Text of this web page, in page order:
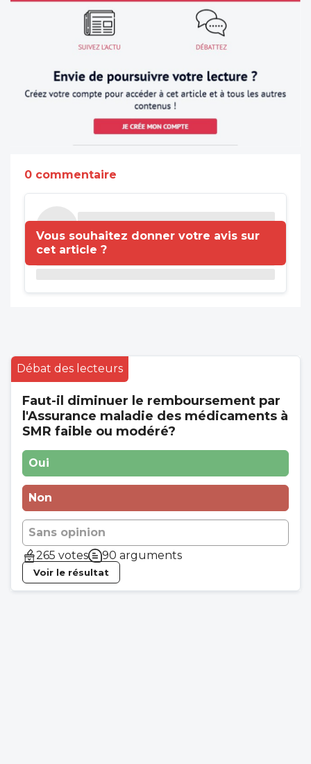
0 commentaire
Vous souhaitez donner votre avis sur
cet article ?
Débat des lecteurs
Faut-il diminuer le remboursement par
l'Assurance maladie des médicaments à
SMR faible ou modéré?
Oui
Non
Sans opinion
265 votes
90 arguments
Voir le résultat